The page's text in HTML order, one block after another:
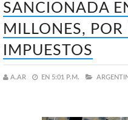
SANCIONADA
MILLONES,
IMPUESTOS
A.AR EN 5:01 P.M.